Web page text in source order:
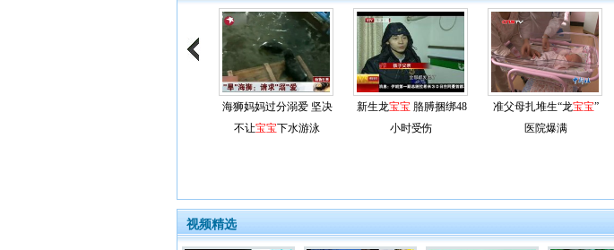
海狮妈妈过分溺爱 坚决
不让宝宝下水游泳
新生龙宝宝 胳膊捆绑48
小时受伤
准父母扎堆生“龙宝宝”
医院爆满
视频精选